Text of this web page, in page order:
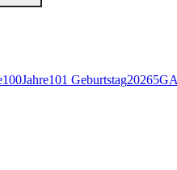
100Jahre101 Geburtstag20265G